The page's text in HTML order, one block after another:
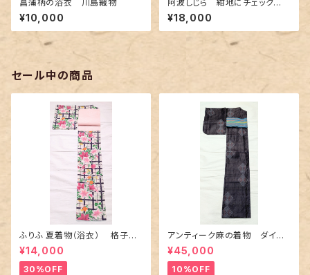
菖蒲柄の浴衣 川島織物
¥10,000
阿波しじら 紺地にチェック
柄〜赤色とクリーム色〜
¥18,000
セール中の商品
ふりふ 夏着物（浴衣） 格子に
百合や秋草花
¥14,000
30%OFF
アンティーク麻の着物 ダイヤ
に市松柄の上布
¥45,000
10%OFF